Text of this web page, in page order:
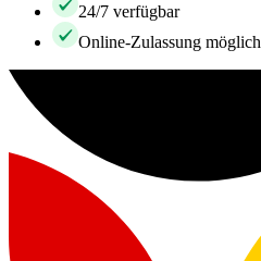
24/7 verfügbar
Online-Zulassung möglich